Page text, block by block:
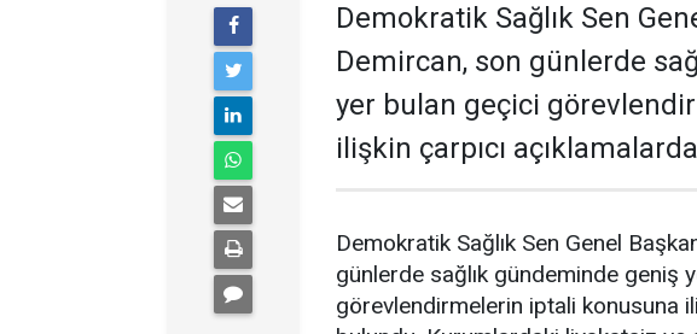
Demokratik Sağlık Sen
Demircan, son günlerde
yer bulan geçici
ilişkin çarpıcı
Demokratik Sağlık Sen Genel
günlerde sağlık gündeminde geniş
görevlendirmelerin iptali konusuna